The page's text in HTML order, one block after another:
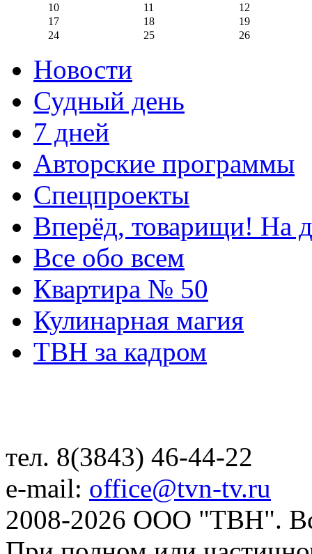
10
11
12
17
18
19
24
25 26
Новости
Судный день
7 дней
Авторские программы
Спецпроекты
Вперёд, товарищи! На
Все обо всем
Квартира № 50
Кулинарная магия
ТВН за кадром
тел. 8(3843) 46-44-22
e-mail: office@tvn-tv.ru
2008-2026 ООО "ТВН".